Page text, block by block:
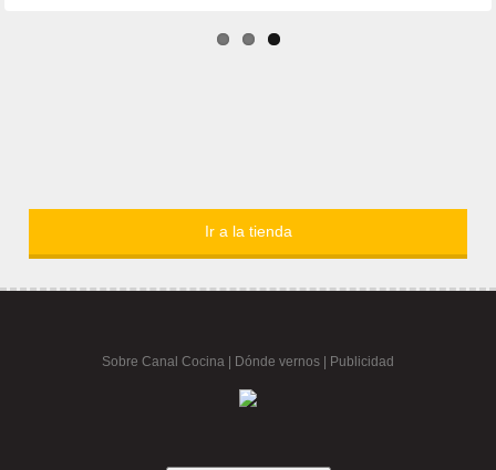
Ir a la tienda
Sobre Canal Cocina Dónde vernos | Publicidad